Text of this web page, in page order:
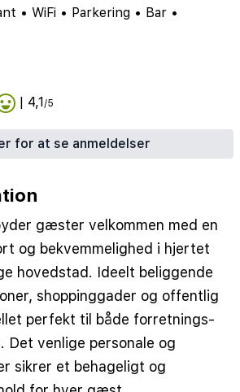
• WiFi • Parkering • Bar •
| 4,1/5
for at se anmeldelser
gæster velkommen med en
og bekvemmelighed i hjertet
hovedstad. Ideelt beliggende
shoppinggader og offentlig
perfekt til både forretnings-
Det venlige personale og
sikrer et behageligt og